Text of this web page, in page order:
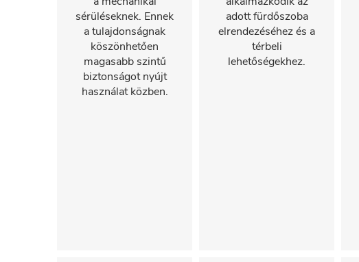
sérüléseknek. Ennek
a tulajdonságnak
köszönhetően
magasabb szintű
biztonságot nyújt
használat közben.
adott fürdőszoba
elrendezéséhez és a
térbeli
lehetőségekhez.